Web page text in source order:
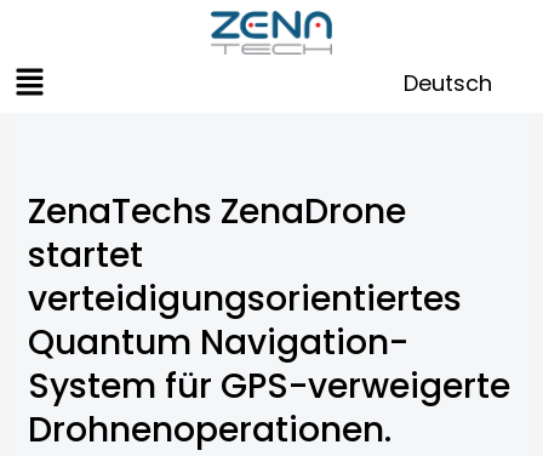
springen
Menü Deutsch
ZenaTechs ZenaDrone
startet
verteidigungsorientiertes
Quantum Navigation-
System für GPS-verweigerte
Drohnenoperationen.